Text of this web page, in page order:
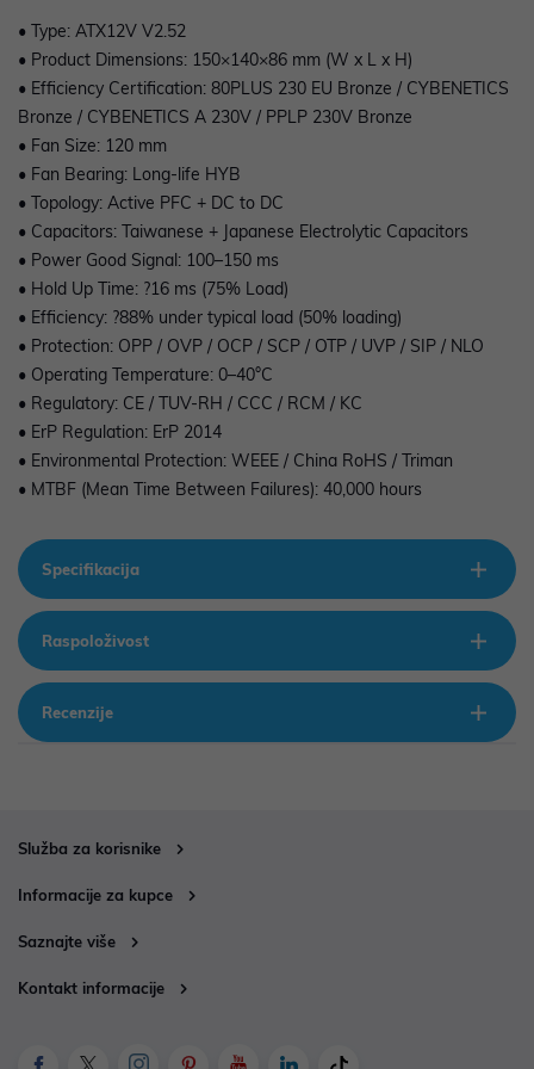
• Type: ATX12V V2.52
• Product Dimensions: 150×140×86 mm (W x L x H)
• Efficiency Certification: 80PLUS 230 EU Bronze / CYBENETICS
Bronze / CYBENETICS A 230V / PPLP 230V Bronze
• Fan Size: 120 mm
• Fan Bearing: Long-life HYB
• Topology: Active PFC + DC to DC
• Capacitors: Taiwanese + Japanese Electrolytic Capacitors
• Power Good Signal: 100–150 ms
• Hold Up Time: ?16 ms (75% Load)
• Efficiency: ?88% under typical load (50% loading)
• Protection: OPP / OVP / OCP / SCP / OTP / UVP / SIP / NLO
• Operating Temperature: 0–40°C
• Regulatory: CE / TUV-RH / CCC / RCM / KC
• ErP Regulation: ErP 2014
• Environmental Protection: WEEE / China RoHS / Triman
• MTBF (Mean Time Between Failures): 40,000 hours
Specifikacija
Raspoloživost
Recenzije
Služba za korisnike
Informacije za kupce
Saznajte više
Kontakt informacije